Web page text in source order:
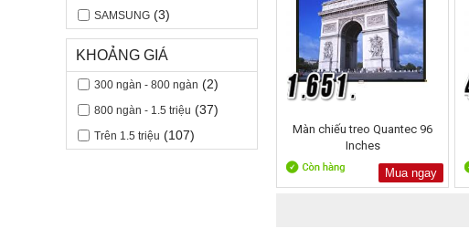
SAMSUNG (3)
KHOẢNG GIÁ
300 ngàn - 800 ngàn (2)
800 ngàn - 1.5 triệu (37)
Trên 1.5 triệu (107)
Màn chiếu treo Quantec 96
Inches
Mua ngay